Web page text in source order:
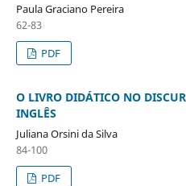
Paula Graciano Pereira
62-83
PDF
O LIVRO DIDÁTICO NO
INGLÊS
Juliana Orsini da Silva
84-100
PDF